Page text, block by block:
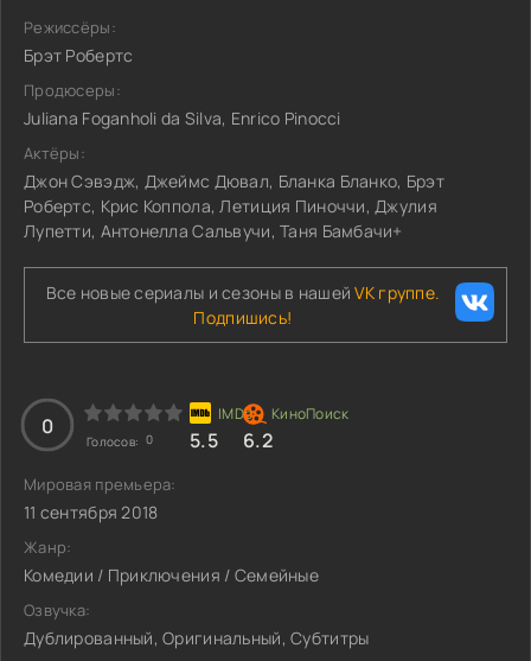
Режиссёры:
Брэт Робертс
Продюсеры:
Juliana Foganholi da Silva, Enrico Pinocci
Актёры:
Джон Сэвэдж, Джеймс Дювал, Бланка Бланко, Брэт
Робертс, Крис Коппола, Летиция Пиноччи, Джулия
Лупетти, Антонелла Сальвучи, Таня Бамбачи+
Все новые сериалы и сезоны в нашейVK группе.
Подпишись!
0
Голосов: 0 5.5 6.2
Мировая премьера:
11 сентября 2018
Жанр:
Комедии / Приключения / Семейные
Озвучка:
Дублированный, Оригинальный, Субтитры